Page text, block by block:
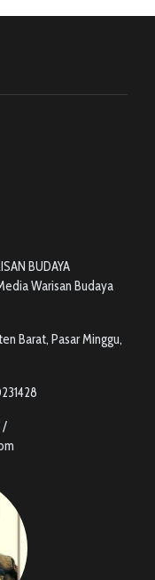
BUDAYA
Warisan Budaya
Barat, Pasar Minggu,
/